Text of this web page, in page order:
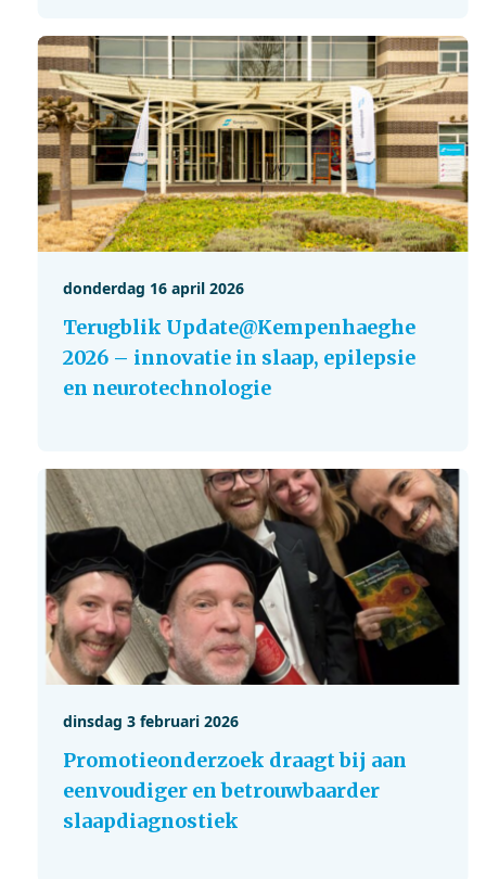
donderdag 16 april 2026
Terugblik Update@Kempenhaeghe
2026 – innovatie in slaap, epilepsie
en neurotechnologie
dinsdag 3 februari 2026
Promotieonderzoek draagt bij aan
eenvoudiger en betrouwbaarder
slaapdiagnostiek